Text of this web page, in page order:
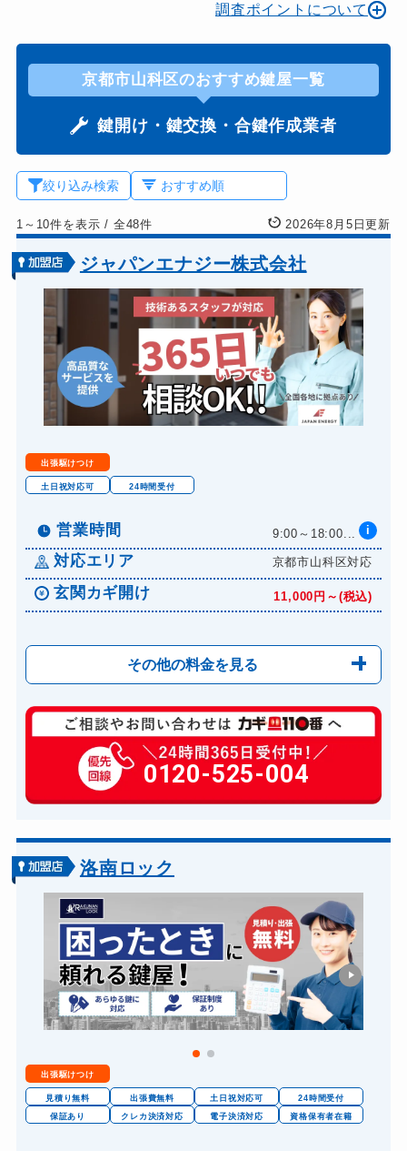
調査ポイントについて
京都市山科区のおすすめ鍵屋一覧
鍵開け・鍵交換・合鍵作成業者
絞り込み検索
1～10件を表示/ 全48件 2026年8月5日更新
ジャパンエナジー株式会社
出張駆けつけ
土日祝対応可 24時間受付
営業時間 9:00～18:00... i
対応エリア 京都市山科区対応
玄関カギ開け 11,000円～(税込)
その他の料金を見る
玄関カギ修理 6,600円～(税込)
玄関カギ作成 14,300円～(税込)
玄関カギ交換 14,300円～(税込)
バイクカギ開け
バイクカギ作成 16,500円～(税込)
スーツケースカギ開け 8,800円～(税込)
スーツケースカギ作成 8,800円～(税込)
金庫カギ開け 14,300円～(税込)
金庫カギ修理 11,000円～(税込)
ロッカーカギ開け 8,800円～(税込)
ドアノブカギ開け 10,780円～(税込)
0120-525-004
洛南ロック
出張駆けつけ
見積り無料 出張費無料 土日祝対応可
24時間受付
保証あり
クレカ決済対応 電子決済対応 資格保有者在籍